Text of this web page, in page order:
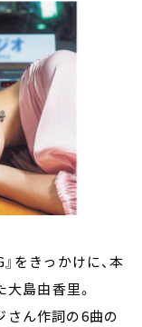
をきっかけに、本
島由香里。
さん作詞の6曲の